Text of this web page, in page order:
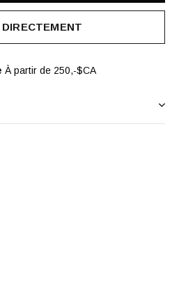
DIRECTEMENT
À partir de 250,-$CA